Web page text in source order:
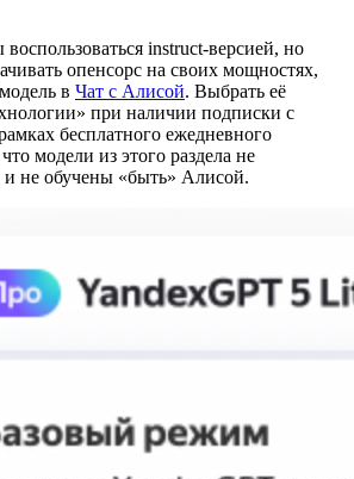
воспользоваться instruct-версией, но
опенсорс на своих мощностях,
в Чат с Алисой. Выбрать её
при наличии подписки с
бесплатного ежедневного
модели из этого раздела не
не обучены «быть» Алисой.